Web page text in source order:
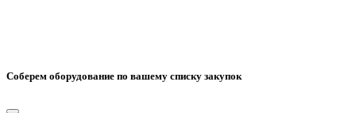
Соберем оборудование по вашему списку закупок